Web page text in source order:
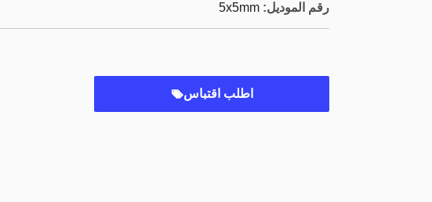
رقم الموديل: 5x5mm
اطلب اقتباس